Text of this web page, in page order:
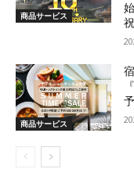
商品サービス
商品サービス